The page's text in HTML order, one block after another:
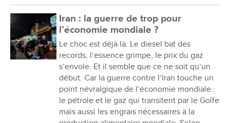
Iran : la guerre de trop pour
l’économie mondiale ?
Le choc est déjà là. Le diesel bat des
records, l’essence grimpe, le prix du gaz
s’envole. Et il semble que ce ne soit qu’un
début. Car la guerre contre l’Iran touche un
point névralgique de l’économie mondiale :
le pétrole et le gaz qui transitent par le Golfe
mais aussi les engrais nécessaires à la